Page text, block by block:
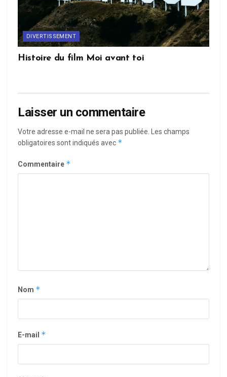
DIVERTISSEMENT
Histoire du film Moi avant toi
Laisser un commentaire
Votre adresse e-mail ne sera pas publiée.
Les champs
obligatoires sont indiqués avec *
Commentaire *
Nom *
E-mail *